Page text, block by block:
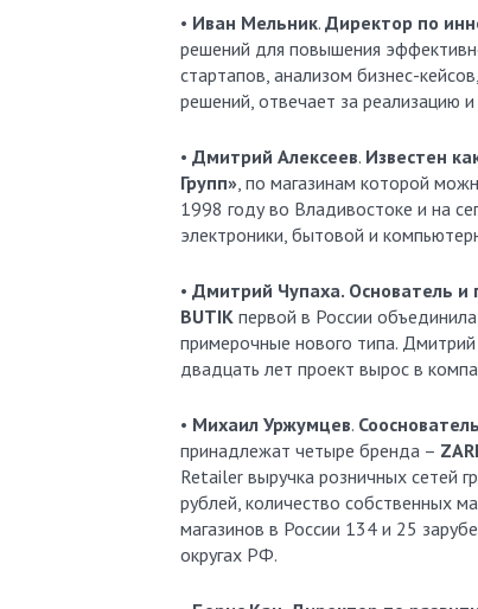
• Иван Мельник. Директор по
решений для повышения
стартапов, анализом бизнес-
решений, отвечает за реализацию
• Дмитрий Алексеев. Известен
Групп» , по магазинам которой
1998 году во Владивостоке и на
электроники, бытовой и
• Дмитрий Чупаха. Основатель
BUTIK первой в России
примерочные нового типа.
двадцать лет проект вырос в
• Михаил Уржумцев.
принадлежат четыре бренда –
Retailer выручка розничных сетей
рублей, количество собственных
магазинов в России 134 и 25
округах РФ.